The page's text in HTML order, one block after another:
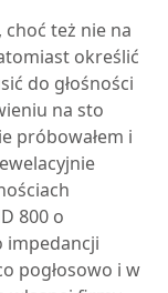
choć też nie na
określić
do głośności
na sto
próbowałem i
800 o
impedancji
pogłosowo i w